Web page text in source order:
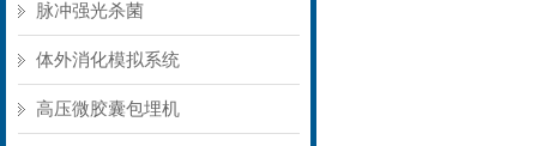
脉冲强光杀菌
体外消化模拟系统
高压微胶囊包埋机